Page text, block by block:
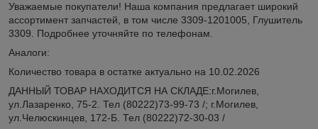
Уважаемые покупатели! Наша компания предлагает широкий
ассортимент запчастей, в том числе 3309-1201005, Глушитель
3309. Подробнее уточняйте по телефонам.
Аналоги:
Количество товара в остатке актуально на 10.02.2026
ДАННЫЙ ТОВАР НАХОДИТСЯ НА СКЛАДE:г.Могилев,
ул.Лазаренко, 75-2. Тел (80222)73-99-73 /; г.Могилев,
ул.Челюскинцев, 172-Б. Тел (80222)72-30-03 /